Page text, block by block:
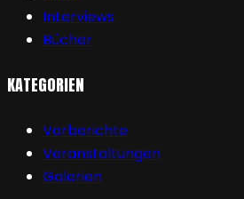
Interviews
Bücher
KATEGORIEN
Vorberichte
Veranstaltungen
Galerien